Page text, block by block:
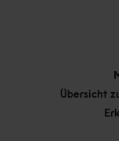
Übersicht